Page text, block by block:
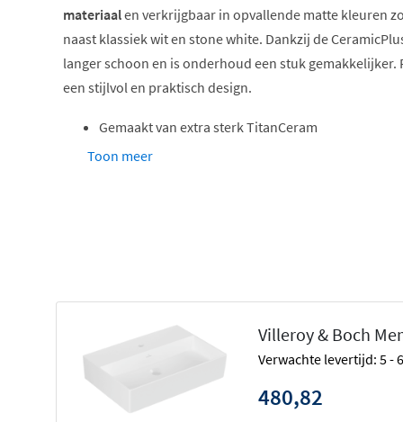
materiaalen verkrijgbaar in opvallende matte kleuren
naast klassiek wit en stone white. Dankzij de
langer schoon en is onderhoud een stuk gemakkelijker.
een stijlvol en praktisch design.
Gemaakt van extra sterk TitanCeram
CeramicPlus coating voor eenvoudig onderhoud
materiaal dat veel sterker is dan traditioneel sanitair
wastafel niet alleen slagvaster, maar ook dunner en
genieten van scherpe lijnen en een modern design,
stevigheid.
Toon meer
Villeroy & Boch
Verwachte levertijd: 5 -
480,82